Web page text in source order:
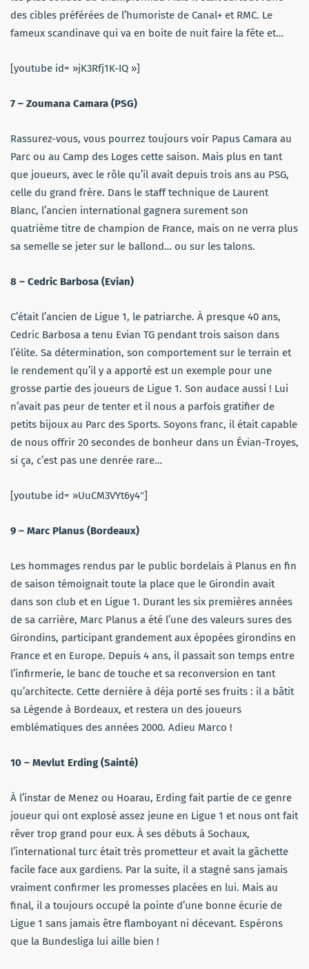
des cibles préférées de l’humoriste de Canal+ et RMC. Le
fameux scandinave qui va en boite de nuit faire la fête et…
[youtube id= »jK3Rfj1K-IQ »]
7 – Zoumana Camara (PSG)
Rassurez-vous, vous pourrez toujours voir Papus Camara au
Parc ou au Camp des Loges cette saison. Mais plus en tant
que joueurs, avec le rôle qu’il avait depuis trois ans au PSG,
celle du grand frère. Dans le staff technique de Laurent
Blanc, l’ancien international gagnera surement son
quatrième titre de champion de France, mais on ne verra plus
sa semelle se jeter sur le ballond… ou sur les talons.
8 – Cedric Barbosa (Evian)
C’était l’ancien de Ligue 1, le patriarche. À presque 40 ans,
Cedric Barbosa a tenu Evian TG pendant trois saison dans
l’élite. Sa détermination, son comportement sur le terrain et
le rendement qu’il y a apporté est un exemple pour une
grosse partie des joueurs de Ligue 1. Son audace aussi ! Lui
n’avait pas peur de tenter et il nous a parfois gratifier de
petits bijoux au Parc des Sports. Soyons franc, il était capable
de nous offrir 20 secondes de bonheur dans un Évian-Troyes,
si ça, c’est pas une denrée rare…
[youtube id= »UuCM3VYt6y4″]
9 – Marc Planus (Bordeaux)
Les hommages rendus par le public bordelais à Planus en fin
de saison témoignait toute la place que le Girondin avait
dans son club et en Ligue 1. Durant les six premières années
de sa carrière, Marc Planus a été l’une des valeurs sures des
Girondins, participant grandement aux épopées girondins en
France et en Europe. Depuis 4 ans, il passait son temps entre
l’infirmerie, le banc de touche et sa reconversion en tant
qu’architecte. Cette dernière à déja porté ses fruits : il a bâtit
sa Légende à Bordeaux, et restera un des joueurs
emblématiques des années 2000. Adieu Marco !
10 – Mevlut Erding (Sainté)
À l’instar de Menez ou Hoarau, Erding fait partie de ce genre
joueur qui ont explosé assez jeune en Ligue 1 et nous ont fait
rêver trop grand pour eux. À ses débuts à Sochaux,
l’international turc était très prometteur et avait la gâchette
facile face aux gardiens. Par la suite, il a stagné sans jamais
vraiment confirmer les promesses placées en lui. Mais au
final, il a toujours occupé la pointe d’une bonne écurie de
Ligue 1 sans jamais être flamboyant ni décevant. Espérons
que la Bundesliga lui aille bien !